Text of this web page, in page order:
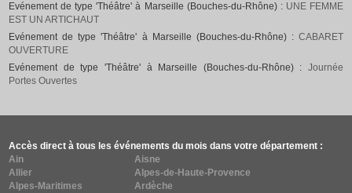
Evénement de type 'Théâtre' à Marseille (Bouches-du-Rhône) : UNE FEMME
EST UN ARTICHAUT
Evénement de type 'Théâtre' à Marseille (Bouches-du-Rhône) : CABARET
OUVERTURE
Evénement de type 'Théâtre' à Marseille (Bouches-du-Rhône) : Journée
Portes Ouvertes
Accès direct à tous les événements du mois dans votre département :
Ain
Aisne
Allier
Alpes-de-Haute-Provence
Alpes-Maritimes
Ardèche